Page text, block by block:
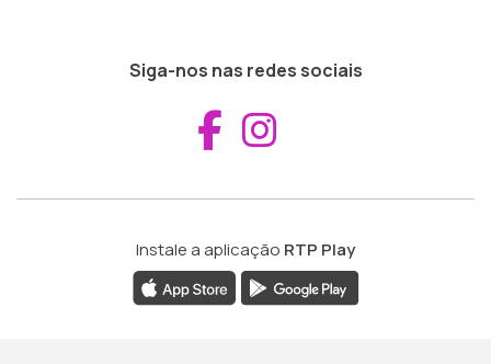
Siga-nos nas redes sociais
Aceder ao
Instale a aplicação RTP Play